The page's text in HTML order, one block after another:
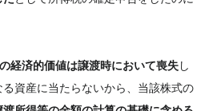
経済的価値は譲渡時において喪失し
資産に当たらないから、当該株式の